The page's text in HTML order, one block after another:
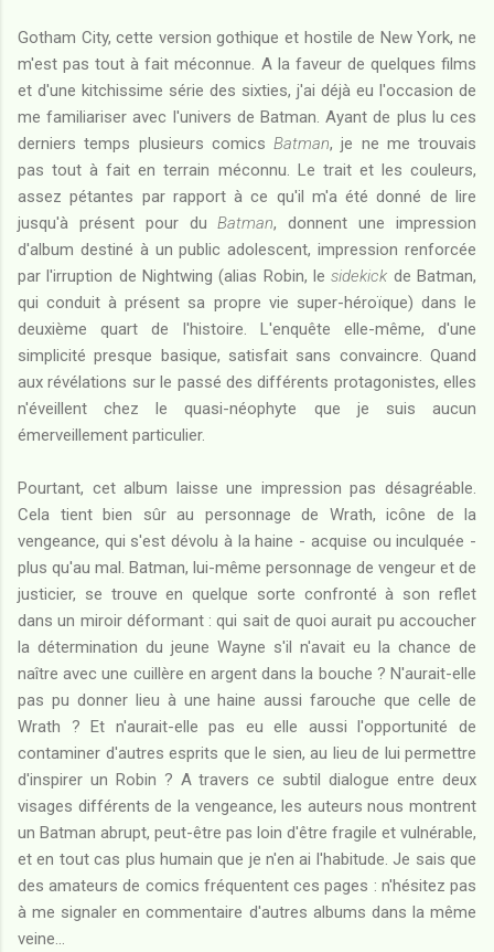
Gotham City, cette version gothique et hostile de New York, ne
m'est pas tout à fait méconnue. A la faveur de quelques films
et d'une kitchissime série des sixties, j'ai déjà eu l'occasion de
me familiariser avec l'univers de Batman. Ayant de plus lu ces
derniers temps plusieurs comics Batman, je ne me trouvais
pas tout à fait en terrain méconnu. Le trait et les couleurs,
assez pétantes par rapport à ce qu'il m'a été donné de lire
jusqu'à présent pour duBatman, donnent une impression
d'album destiné à un public adolescent, impression renforcée
par l'irruption de Nightwing (alias Robin, lesidekick de Batman,
qui conduit à présent sa propre vie super-héroïque) dans le
deuxième quart de l'histoire. L'enquête elle-même, d'une
simplicité presque basique, satisfait sans convaincre. Quand
aux révélations sur le passé des différents protagonistes, elles
n'éveillent chez le quasi-néophyte que je suis aucun
émerveillement particulier.
Pourtant, cet album laisse une impression pas désagréable.
Cela tient bien sûr au personnage de Wrath, icône de la
vengeance, qui s'est dévolu à la haine - acquise ou inculquée -
plus qu'au mal. Batman, lui-même personnage de vengeur et de
justicier, se trouve en quelque sorte confronté à son reflet
dans un miroir déformant : qui sait de quoi aurait pu accoucher
la détermination du jeune Wayne s'il n'avait eu la chance de
naître avec une cuillère en argent dans la bouche ? N'aurait-elle
pas pu donner lieu à une haine aussi farouche que celle de
Wrath ? Et n'aurait-elle pas eu elle aussi l'opportunité de
contaminer d'autres esprits que le sien, au lieu de lui permettre
d'inspirer un Robin ? A travers ce subtil dialogue entre deux
visages différents de la vengeance, les auteurs nous montrent
un Batman abrupt, peut-être pas loin d'être fragile et vulnérable,
et en tout cas plus humain que je n'en ai l'habitude. Je sais que
des amateurs de comics fréquentent ces pages : n'hésitez pas
à me signaler en commentaire d'autres albums dans la même
veine...